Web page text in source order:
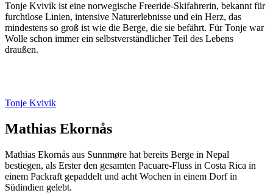
Tonje Kvivik ist eine norwegische Freeride-Skifahrerin, bekannt für
furchtlose Linien, intensive Naturerlebnisse und ein Herz, das
mindestens so groß ist wie die Berge, die sie befährt. Für Tonje war
Wolle schon immer ein selbstverständlicher Teil des Lebens
draußen.
Tonje Kvivik
Mathias Ekornås
Mathias Ekornås aus Sunnmøre hat bereits Berge in Nepal
bestiegen, als Erster den gesamten Pacuare-Fluss in Costa Rica in
einem Packraft gepaddelt und acht Wochen in einem Dorf in
Südindien gelebt.